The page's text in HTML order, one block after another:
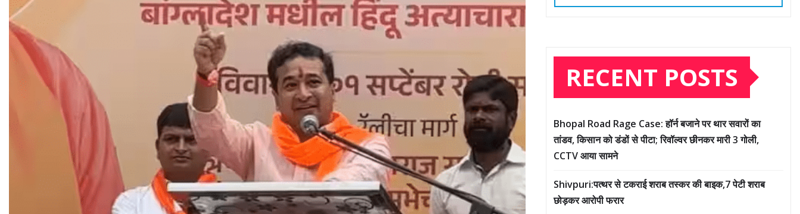
RECENT POSTS
Bhopal Road Rage Case: हॉर्न बजाने पर थार सवारों का
तांडव, किसान को डंडों से पीटा; रिवॉल्वर छीनकर मारी 3 गोली,
CCTV आया सामने
Shivpuri:पत्थर से टकराई शराब तस्कर की बाइक,7 पेटी शराब
छोड़कर आरोपी फरार